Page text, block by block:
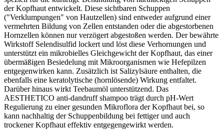
der Kopfhaut entwickelt. Diese sichtbaren Schuppen
("Verklumpungen" von Hautzellen) sind entweder aufgrund einer
vermehrten Bildung von Zellen entstanden oder die abgestorbenen
Hornzellen können nur verzögert abgestoßen werden. Der bewährte
Wirkstoff Selendisulfid lockert und löst diese Verhornungen und
unterstützt ein mikrobielles Gleichgewicht der Kopfhaut, das einer
übermäßigen Besiedelung mit Mikroorganismen wie Hefepilzen
entgegenwirken kann. Zusätzlich ist Salizylsäure enthalten, die
ebenfalls eine keratolytische (hornlösende) Wirkung entfaltet.
Darüber hinaus wirkt Teebaumöl unterstützend. Das
AESTHETICO anti-dandruff shampoo trägt durch pH-Wert
Regulierung zu einer gesunden Mikroflora der Kopfhaut bei, so
kann nachhaltig der Schuppenbildung bei fettiger und auch
trockener Kopfhaut effektiv entgegengewirkt werden.